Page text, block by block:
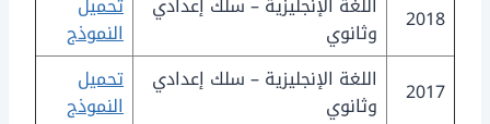
2018
وثانوي
النموذج
2017
اللغة الإنجليزية – سلك إعدادي
وثانوي
تحميل
النموذج